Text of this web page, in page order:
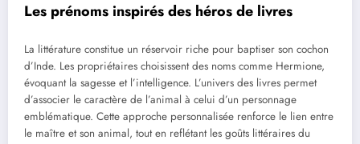
Les prénoms inspirés des héros de livres
La littérature constitue un réservoir riche pour baptiser son cochon
d’Inde. Les propriétaires choisissent des noms comme Hermione,
évoquant la sagesse et l’intelligence. L’univers des livres permet
d’associer le caractère de l’animal à celui d’un personnage
emblématique. Cette approche personnalisée renforce le lien entre
le maître et son animal, tout en reflétant les goûts littéraires du